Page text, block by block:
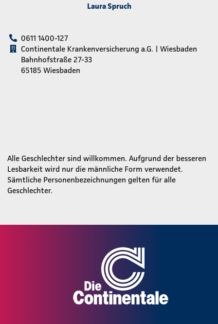
Laura Spruch
0611 1400-127
Continentale Krankenversicherung a.G. | Wiesbaden
Bahnhofstraße 27-33
65185 Wiesbaden
Alle Geschlechter sind willkommen. Aufgrund der besseren
Lesbarkeit wird nur die männliche Form verwendet.
Sämtliche Personenbezeichnungen gelten für alle
Geschlechter.